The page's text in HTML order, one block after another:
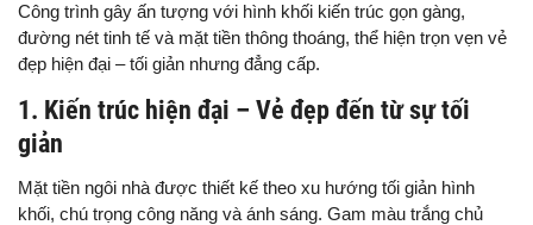
Công trình gây ấn tượng với hình khối kiến trúc gọn gàng,
đường nét tinh tế và mặt tiền thông thoáng, thể hiện trọn vẹn vẻ
đẹp hiện đại – tối giản nhưng đẳng cấp.
1. Kiến trúc hiện đại – Vẻ đẹp đến từ sự tối
giản
Mặt tiền ngôi nhà được thiết kế theo xu hướng tối giản hình
khối, chú trọng công năng và ánh sáng. Gam màu trắng chủ